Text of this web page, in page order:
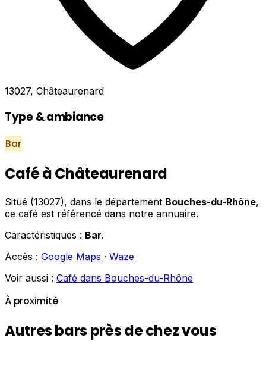
13027, Châteaurenard
Type & ambiance
Bar
Café à Châteaurenard
Situé (13027), dans le département Bouches-du-Rhône,
ce café est référencé dans notre annuaire.
Caractéristiques : Bar.
Accès : Google Maps · Waze
Voir aussi : Café dans Bouches-du-Rhône
À proximité
Autres bars près de chez vous